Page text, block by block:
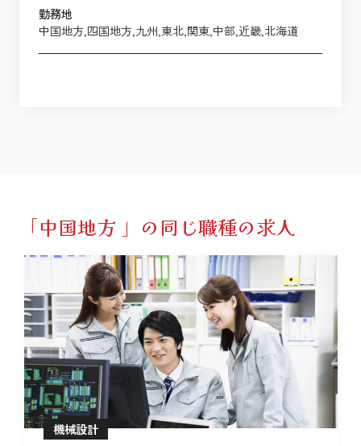
勤務地
中国地方,四国地方,九州,東北,関東,中部,近畿,北海道
「中国地方 」の同じ職種の求人
機械設計